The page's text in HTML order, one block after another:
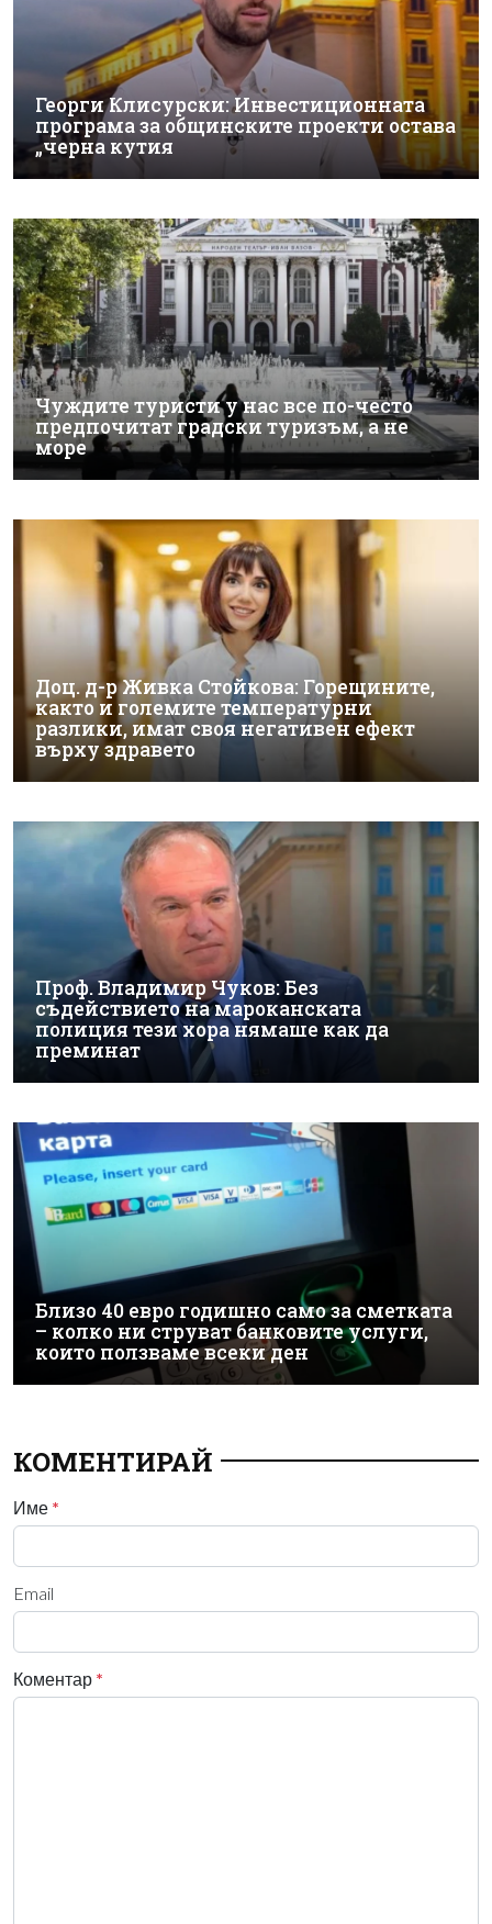
Георги Клисурски: Инвестиционната
програма за общинските проекти остава
„черна кутия
Чуждите туристи у нас все по-често
предпочитат градски туризъм, а не
море
Доц. д-р Живка Стойкова: Горещините,
както и големите температурни
разлики, имат своя негативен ефект
върху здравето
Проф. Владимир Чуков: Без
съдействието на мароканската
полиция тези хора нямаше как да
преминат
Близо 40 евро годишно само за сметката
– колко ни струват банковите услуги,
които ползваме всеки ден
КОМЕНТИРАЙ
Име *
Email
Коментар *